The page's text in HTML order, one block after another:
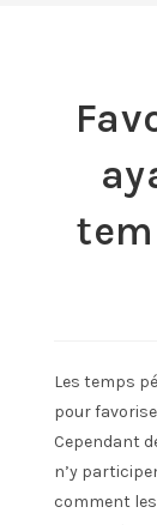
Les temps
pour
Cependant
n’y
comment